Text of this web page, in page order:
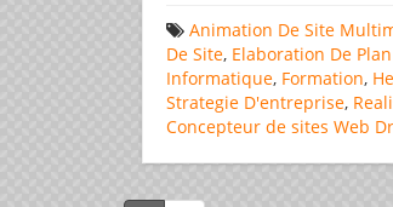
Animation De Site
De Site, Elaboration De
Informatique, Formation,
Strategie D'entreprise,
Concepteur de sites Web